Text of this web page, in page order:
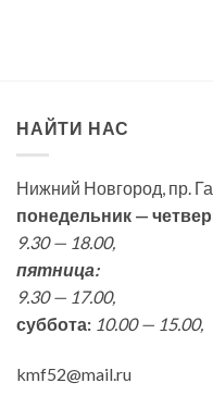
НАЙТИ НАС
Нижний Новгород, пр.
понедельник —
9.30 — 18.00,
пятница:
9.30 — 17.00,
суббота: 10.00 — 15.00,
kmf52@mail.ru